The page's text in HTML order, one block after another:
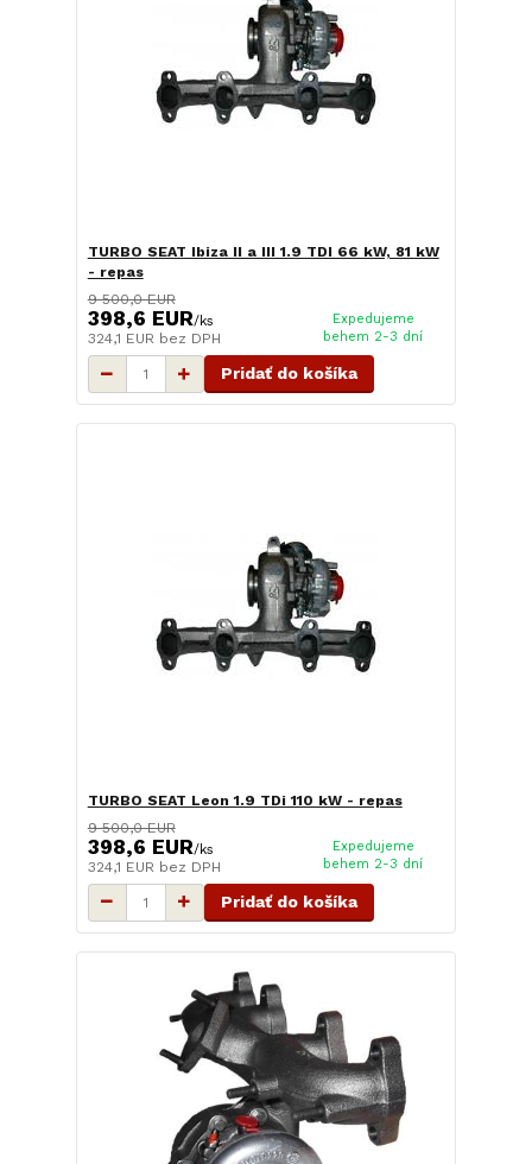
TURBO SEAT Ibiza II a III 1.9 TDI 66 kW, 81 kW
- repas
9 500,0 EUR
398,6 EUR/ks
324,1 EUR bez DPH
Expedujeme
behem 2-3 dní
Pridať do košíka
TURBO SEAT Leon 1.9 TDi 110 kW - repas
9 500,0 EUR
398,6 EUR/ks
324,1 EUR bez DPH
Expedujeme
behem 2-3 dní
Pridať do košíka